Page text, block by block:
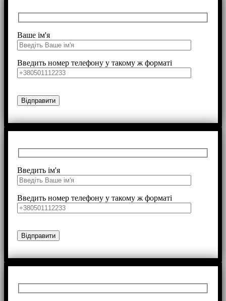
Ваше ім'я
Введить номер телефону у такому ж форматі
Введить ім'я
Введить номер телефону у такому ж форматі